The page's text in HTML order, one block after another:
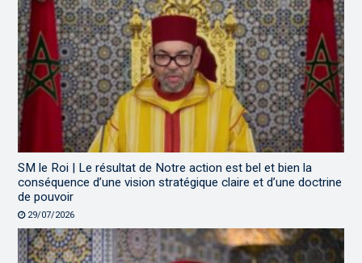
SM le Roi | Le résultat de Notre action est bel et bien la
conséquence d’une vision stratégique claire et d’une doctrine
de pouvoir
29/07/2026